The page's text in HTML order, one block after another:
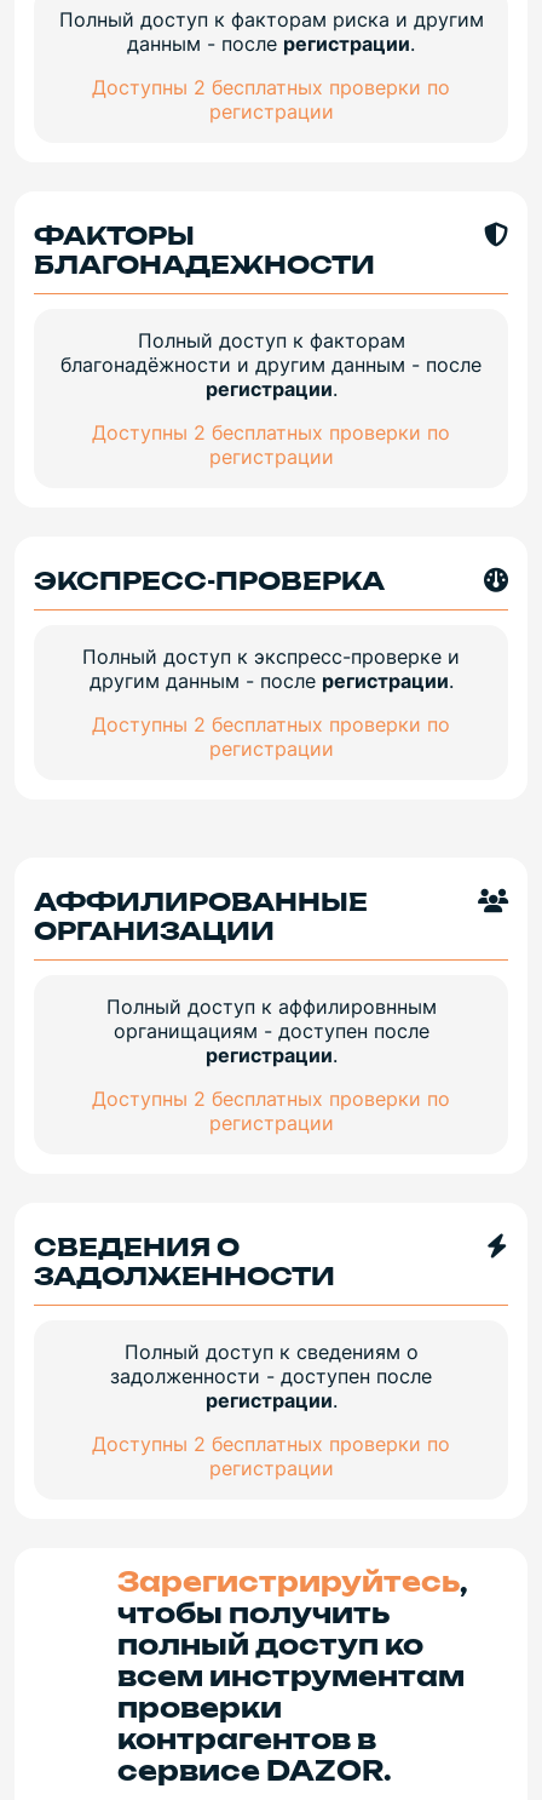
Полный доступ к факторам риска и другим
данным - после регистрации.
Доступны 2 бесплатных проверки по
регистрации
ФАКТОРЫ
БЛАГОНАДЕЖНОСТИ
Полный доступ к факторам
благонадёжности и другим данным - после
регистрации.
Доступны 2 бесплатных проверки по
регистрации
ЭКСПРЕСС-ПРОВЕРКА
Полный доступ к экспресс-проверке и
другим данным - после регистрации.
Доступны 2 бесплатных проверки по
регистрации
АФФИЛИРОВАННЫЕ
ОРГАНИЗАЦИИ
Полный доступ к аффилировнным
органищациям - доступен после
регистрации.
Доступны 2 бесплатных проверки по
регистрации
СВЕДЕНИЯ О
ЗАДОЛЖЕННОСТИ
Полный доступ к сведениям о
задолженности - доступен после
регистрации.
Доступны 2 бесплатных проверки по
регистрации
Зарегистрируйтесь,
чтобы получить
полный доступ ко
всем инструментам
проверки
контрагентов в
сервисе DAZOR.